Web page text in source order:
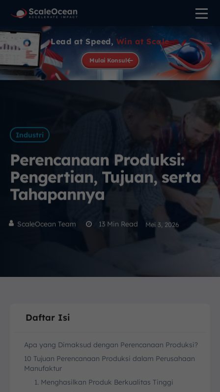
Lead at Speed, Win at Scale
Mulai Konsul
Industri
Perencanaan Produksi:
Pengertian, Tujuan, serta
Tahapannya
ScaleOcean Team 13 Min Read Mei 3, 2026
Daftar Isi
Apa yang Dimaksud dengan Perencanaan Produksi?
10 Tujuan Perencanaan Produksi dalam Perusahaan
Manufaktur
1. Menghasilkan Produk Berkualitas Tinggi